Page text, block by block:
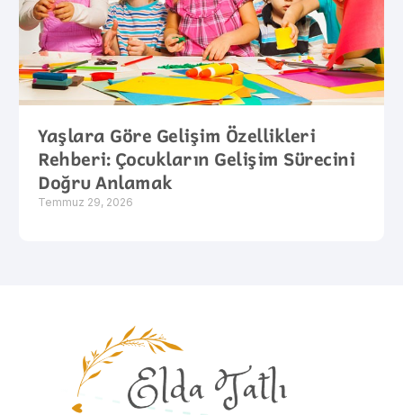
Yaşlara Göre Gelişim Özellikleri
Rehberi: Çocukların Gelişim Sürecini
Doğru Anlamak
Temmuz 29, 2026